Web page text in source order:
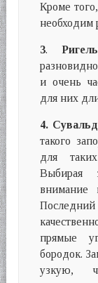
Кроме
необходим
3.
и очень
для них
4.
такого
для
Выбирая
прямые
бородок.
узкую,